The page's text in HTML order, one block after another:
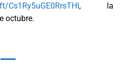
Cs1Ry5uGE0RrsTHI, la
octubre.